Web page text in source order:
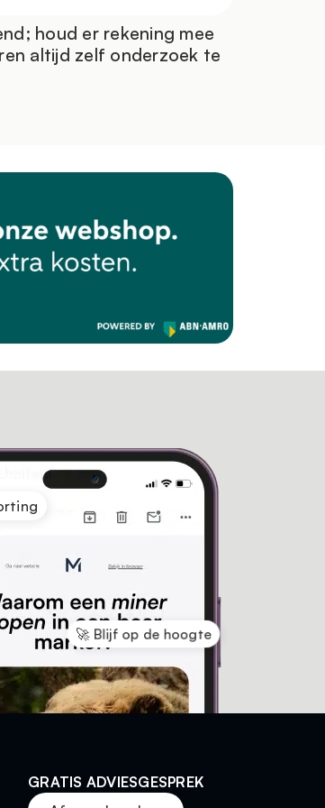
houd er rekening mee
altijd zelf onderzoek te
🚀 Blijf op de hoogte
GRATIS ADVIESGESPREK